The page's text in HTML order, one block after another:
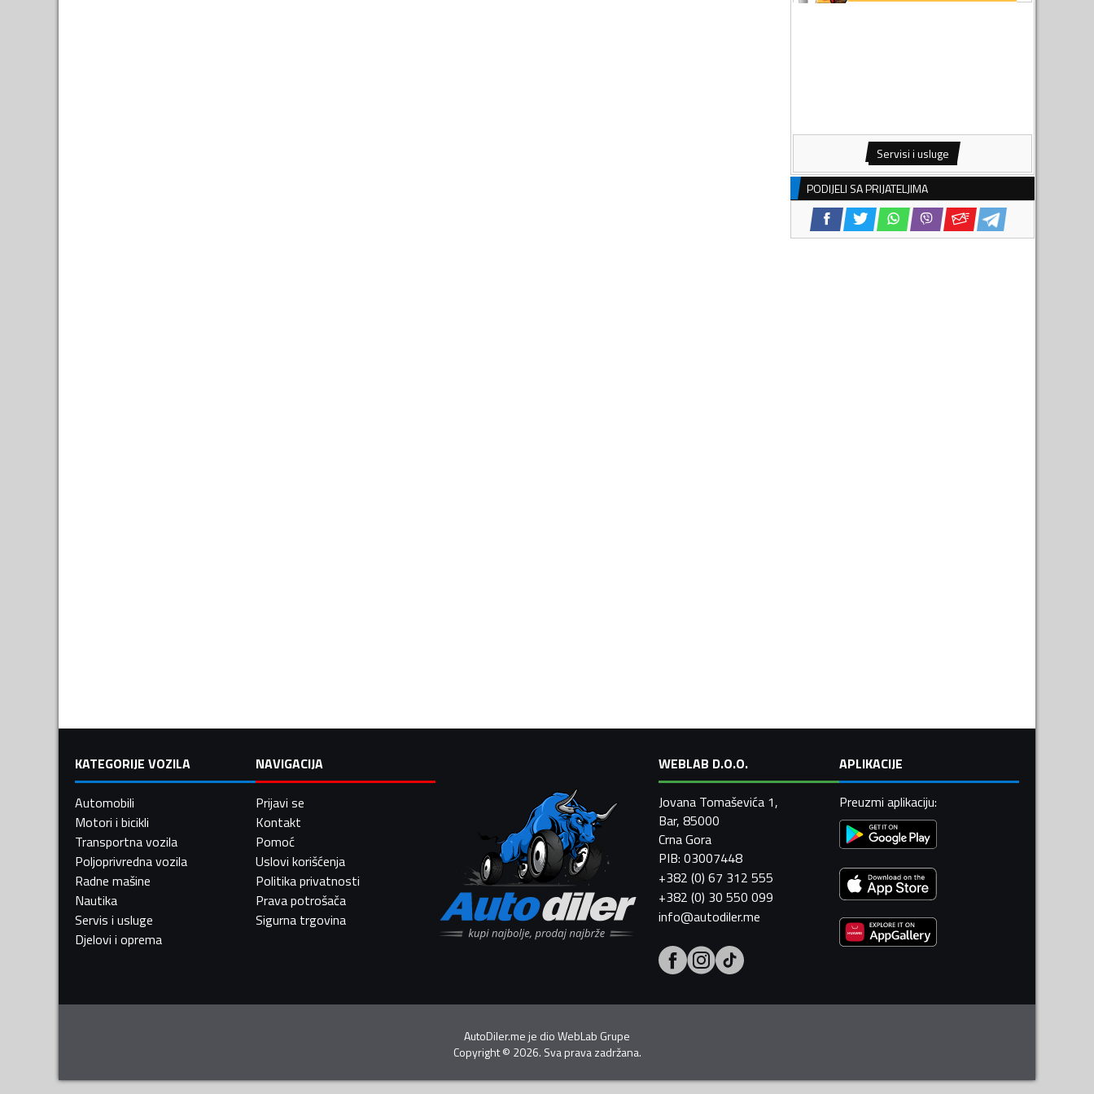
Servisi i usluge
PODIJELI SA PRIJATELJIMA
KATEGORIJE VOZILA
Automobili
Motori i bicikli
Transportna vozila
Poljoprivredna vozila
Radne mašine
Nautika
Servis i usluge
Djelovi i oprema
NAVIGACIJA
Prijavi se
Kontakt
Pomoć
Uslovi korišćenja
Politika privatnosti
Prava potrošača
Sigurna trgovina
WEBLAB D.O.O.
Jovana Tomaševića 1,
Bar, 85000
Crna Gora
PIB: 03007448
+382 (0) 67 312 555
+382 (0) 30 550 099
info@autodiler.me
APLIKACIJE
Preuzmi aplikaciju:
AutoDiler.me je dioWebLab Grupe
Copyright© 2026. Sva prava zadržana.